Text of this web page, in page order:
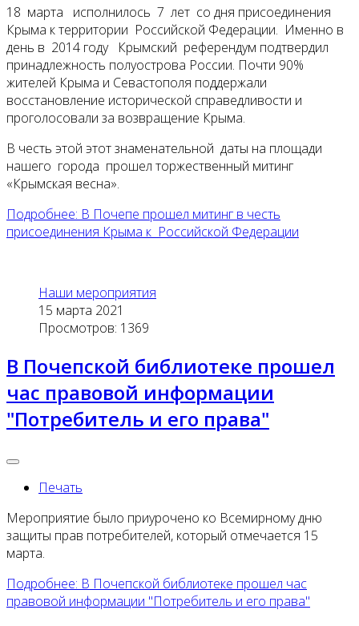
18 марта исполнилось 7 лет со дня присоединения
Крыма к территории Российской Федерации. Именно в
день в 2014 году Крымский референдум подтвердил
принадлежность полуострова России. Почти 90%
жителей Крыма и Севастополя поддержали
восстановление исторической справедливости и
проголосовали за возвращение Крыма.
В честь этой этот знаменательной даты на площади
нашего города прошел торжественный митинг
«Крымская весна».
Подробнее: В Почепе прошел митинг в честь
присоединения Крыма к Российской Федерации
Наши мероприятия
15 марта 2021
Просмотров: 1369
В Почепской библиотеке прошел
час правовой информации
"Потребитель и его права"
Печать
Мероприятие было приурочено ко Всемирному дню
защиты прав потребителей, который отмечается 15
марта.
Подробнее: В Почепской библиотеке прошел час
правовой информации "Потребитель и его права"